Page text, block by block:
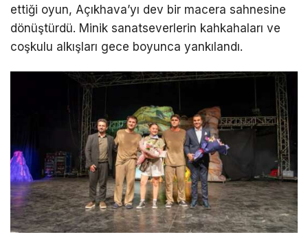
ettiği oyun, Açıkhava’yı dev bir macera sahnesine
dönüştürdü. Minik sanatseverlerin kahkahaları ve
coşkulu alkışları gece boyunca yankılandı.